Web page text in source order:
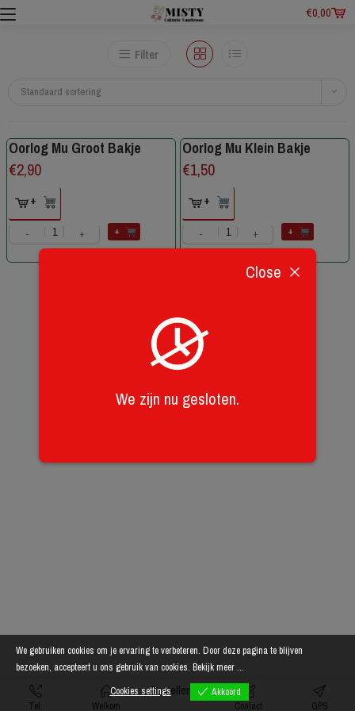
€0,00
Filter
Standaard sortering
Oorlog Mu Groot Bakje
€2,90
+
- + +
Oorlog Mu Klein Bakje
€1,50
+
- + +
Tel: Welkom
Bestellen
Contact GPS
We gebruiken cookies om je ervaring te verbeteren. Door deze pagina te blijven
bezoeken, accepteert u ons gebruik van cookies. Bekijk meer ...
Cookies settings
Akkoord
Close
We zijn nu gesloten.